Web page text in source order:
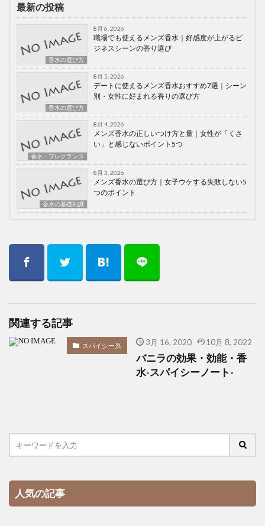
最新の投稿
香水の選び方
8月 6, 2026
職場でも使えるメンズ香水｜好感度が上がるビ
ジネスシーンの香り選び
香水の選び方
8月 5, 2026
デートに使えるメンズ香水おすすめ7選｜シーン
別・女性に好まれる香りの選び方
香水・フレグランス
8月 4, 2026
メンズ香水の正しいつけ方と量｜女性が「くさ
い」と感じないポイント5つ
香水の基礎知識
8月 3, 2026
メンズ香水の選び方｜女子ウケする失敗しない5
つのポイント
関連する記事
スパイシー系 3月 16, 2020 10月 8, 2022
バニラの効果・効能・香
水-スパイシーノート-
人気の記事